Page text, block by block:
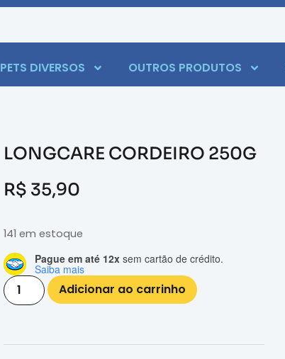
PETS DIVERSOS OUTROS PRODUTOS
LONGCARE CORDEIRO 250G
R$ 35,90
141 em estoque
Pague em até 12x sem cartão de crédito.
Saiba mais
Adicionar ao carrinho